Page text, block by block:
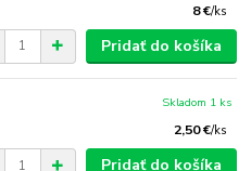
8 €/ks
Pridať do košíka
2,50 €/ks
Skladom 1 ks
Pridať do košíka